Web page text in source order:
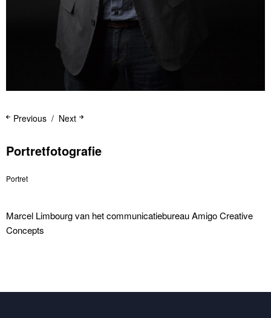
Next
Previous
Portretfotografie
Portret
Marcel Limbourg van het communicatiebureau Amigo Creative
Concepts